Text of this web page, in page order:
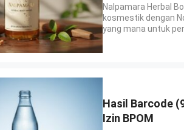
Nalpamara Herbal
kosmestik dengan
yang mana untuk
Hasil Barcode
Izin BPOM